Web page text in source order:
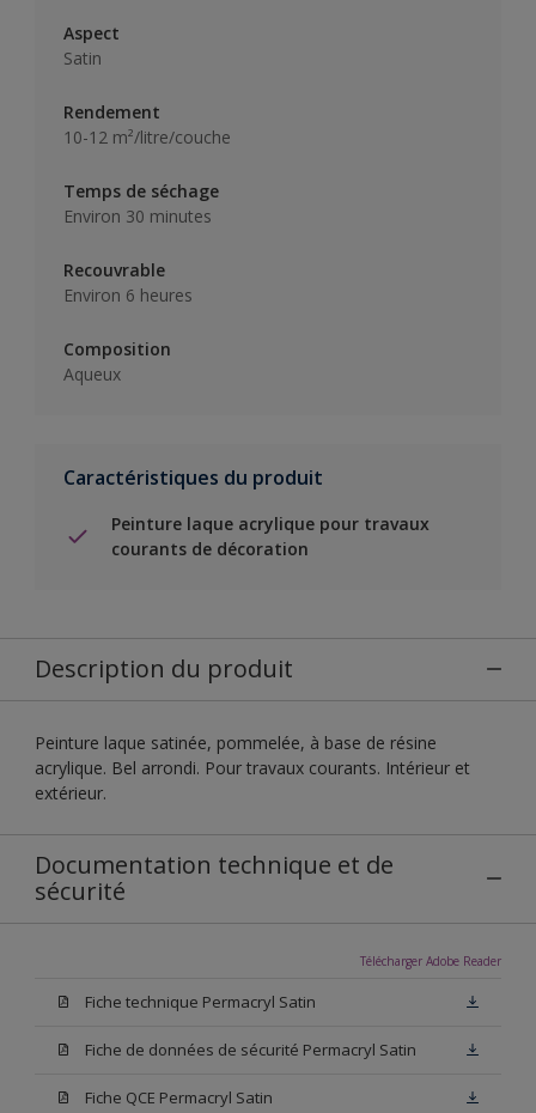
Aspect
Satin
Rendement
10-12 m²/litre/couche
Temps de séchage
Environ 30 minutes
Recouvrable
Environ 6 heures
Composition
Aqueux
Caractéristiques du produit
Peinture laque acrylique pour travaux
courants de décoration
Description du produit
Peinture laque satinée, pommelée, à base de résine
acrylique. Bel arrondi. Pour travaux courants. Intérieur et
extérieur.
Documentation technique et de
sécurité
Télécharger Adobe Reader
Fiche technique Permacryl Satin
Fiche de données de sécurité Permacryl Satin
Fiche QCE Permacryl Satin